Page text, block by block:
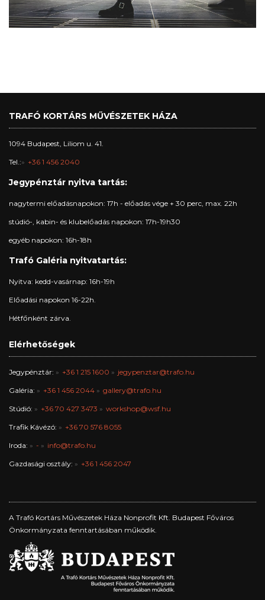
TRAFÓ KORTÁRS MŰVÉSZETEK HÁZA
1094 Budapest, Liliom u. 41.
Tel.: +36 1 456 2040
Jegypénztár nyitva tartás:
nagytermi előadásnapokon: 17h - előadás vége + 30 perc, max. 22h
stúdió-, kabin- és klubelőadás napokon: 17h-19h30
egyéb napokon: 16h-18h
Trafó Galéria nyitvatartás:
Nyitva: kedd-vasárnap: 16h-19h
Előadási napokon 16-22h.
Hétfőnként zárva.
Elérhetőségek
Jegypénztár: +36 1 215 1600 jegypenztar@trafo.hu
Galéria: +36 1 456 2044 gallery@trafo.hu
Stúdió: +36 70 427 3473 workshop@wsf.hu
Trafik Kávézó: +36 70 576 8055
Iroda: - info@trafo.hu
Gazdasági osztály: +36 1 456 2047
A Trafó Kortárs Művészetek Háza Nonprofit Kft. Budapest Főváros
Önkormányzata fenntartásában működik.